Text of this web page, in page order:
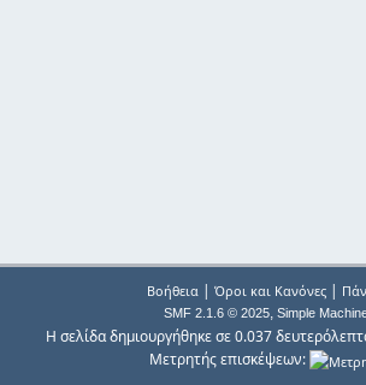
Βοήθεια| Όροι και Κανόνες|
SMF 2.1.6 © 2025, Simple
Η σελίδα δημιουργήθηκε σε 0.037
Μετρητής επισκέψεων: